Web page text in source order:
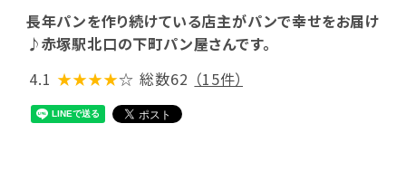
長年パンを作り続けている店主がパンで幸せをお届け
♪赤塚駅北口の下町パン屋さんです。
4.1 ★★★★☆ 総数62 （15件）